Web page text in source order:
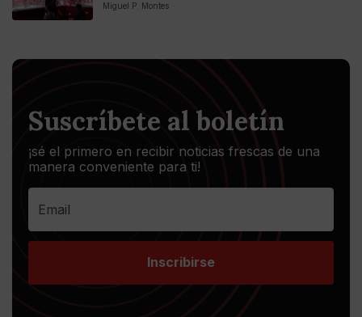
Miguel P. Montes
Suscríbete al boletín
¡sé el primero en recibir noticias frescas de una
manera conveniente para ti!
Inscribirse